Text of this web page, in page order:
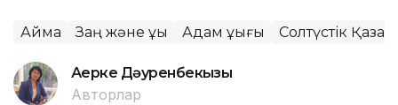
Аймақ Заң және құқық Адам құқығы Солтүстік
Ақерке Дәуренбекқызы
Авторлар